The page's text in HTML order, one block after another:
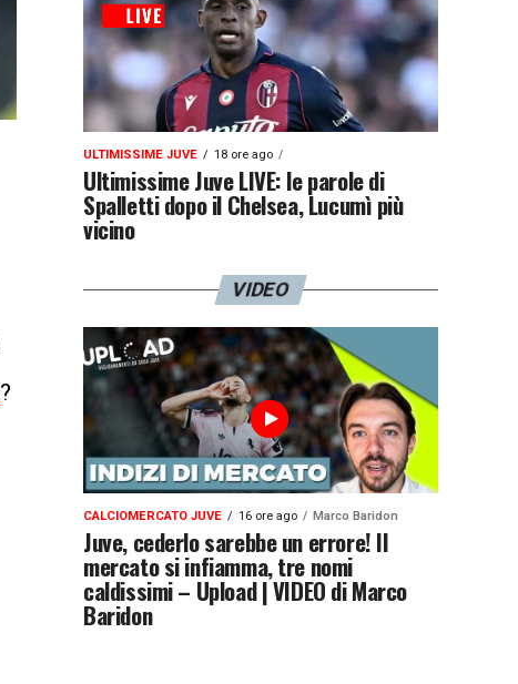
?
ULTIMISSIME JUVE 18 ore ago
Ultimissime Juve LIVE: le parole di
Spalletti dopo il Chelsea, Lucumì più
vicino
VIDEO
CALCIOMERCATO JUVE 16 ore ago Marco Baridon
Juve, cederlo sarebbe un errore! Il
mercato si infiamma, tre nomi
caldissimi – Upload | VIDEO di Marco
Baridon